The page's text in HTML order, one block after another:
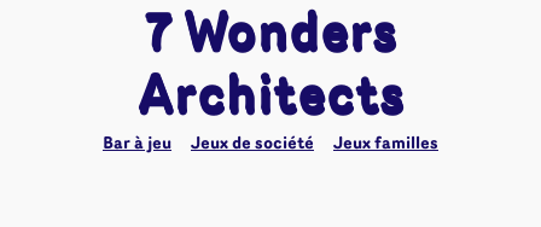
7 Wonders
Architects
Bar à jeu Jeux de société Jeux familles